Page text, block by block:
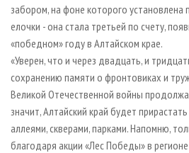
забором, на фоне которого установлена
елочки - она стала третьей по счету,
«победном» году в Алтайском крае.
«Уверен, что и через двадцать, и
сохранению памяти о фронтовиках и
Великой Отечественной войны
значит, Алтайский край будет
аллеями, скверами, парками. Напомню,
благодаря акции «Лес Победы» в